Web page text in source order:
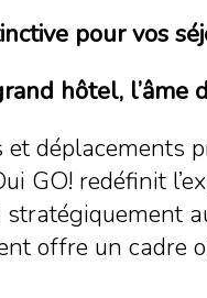
pour vos
hôtel, l’âme
et déplacements
GO! redéfinit
stratégiquement
offre un cadre